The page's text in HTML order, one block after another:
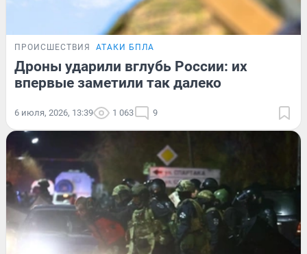
ПРОИСШЕСТВИЯ АТАКИ БПЛА
Дроны ударили вглубь России: их
впервые заметили так далеко
6 июля, 2026, 13:39 1 063 9